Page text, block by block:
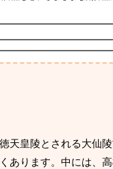
天皇陵とされる大仙
あります。中には、